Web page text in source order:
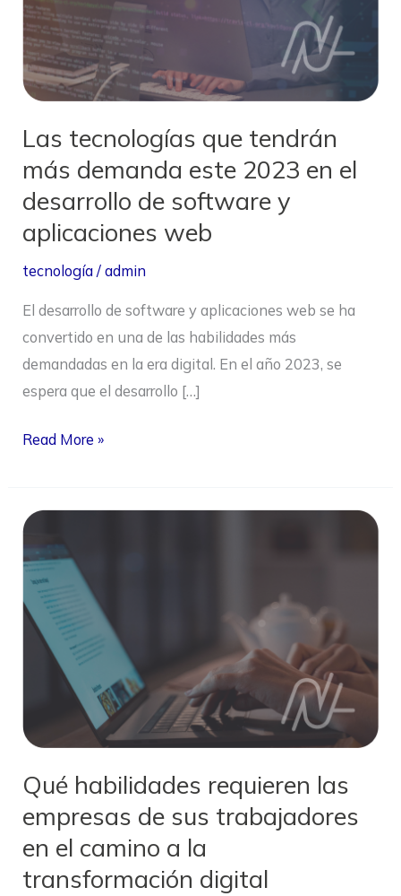
Las tecnologías que tendrán
más demanda este 2023 en el
desarrollo de software y
aplicaciones web
tecnología /admin
El desarrollo de software y aplicaciones web se ha
convertido en una de las habilidades más
demandadas en la era digital. En el año 2023, se
espera que el desarrollo […]
demanda
este
2023
en
desarrollo
de
software
y
aplicaciones
web
Read More »
Qué habilidades requieren las
empresas de sus trabajadores
en el camino a la
transformación digital
Qué
habilidades
requieren
las
empresas
trabajadores
en
camino
a
la
transformación